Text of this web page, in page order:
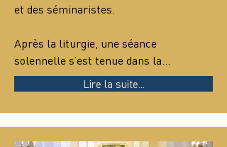
et des séminaristes.
Après la liturgie, une séance
solennelle s’est tenue dans la…
Lire la suite...